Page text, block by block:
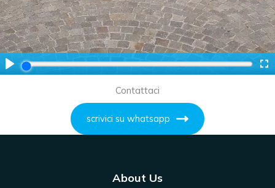
Contattaci
scrivici su whatsapp
About Us